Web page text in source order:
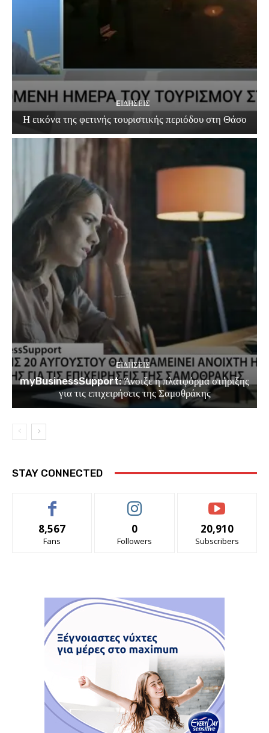
EΙΔΗΣΕΙΣ
Η εικόνα της φετινής τουριστικής περιόδου στη Θάσο
EΙΔΗΣΕΙΣ
myBusinessSupport: Άνοιξε η πλατφόρμα στήριξης
για τις επιχειρήσεις της Σαμοθράκης
STAY CONNECTED
8,567
Fans
0
Followers
20,910
Subscribers